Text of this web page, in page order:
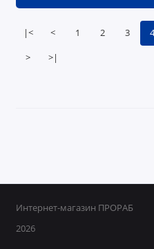
|< < 1 2 3 4
> >|
Интернет-магазин ПРОРАБ
2026